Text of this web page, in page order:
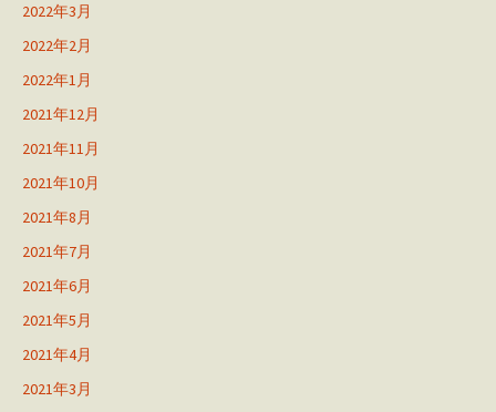
2022年3月
2022年2月
2022年1月
2021年12月
2021年11月
2021年10月
2021年8月
2021年7月
2021年6月
2021年5月
2021年4月
2021年3月